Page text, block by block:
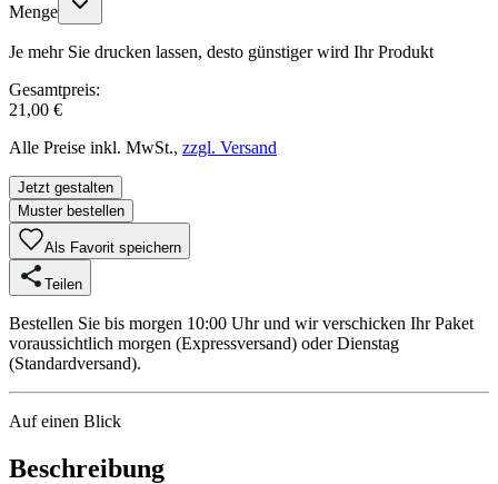
Menge
Je mehr Sie drucken lassen, desto günstiger wird Ihr Produkt
Gesamtpreis:
21,00 €
Alle Preise inkl. MwSt., zzgl. Versand
Jetzt gestalten
Muster bestellen
Als Favorit speichern
Teilen
Bestellen Sie bis morgen 10:00 Uhr und wir verschicken Ihr Paket
voraussichtlich morgen (Expressversand) oder Dienstag
(Standardversand).
Auf einen Blick
Beschreibung